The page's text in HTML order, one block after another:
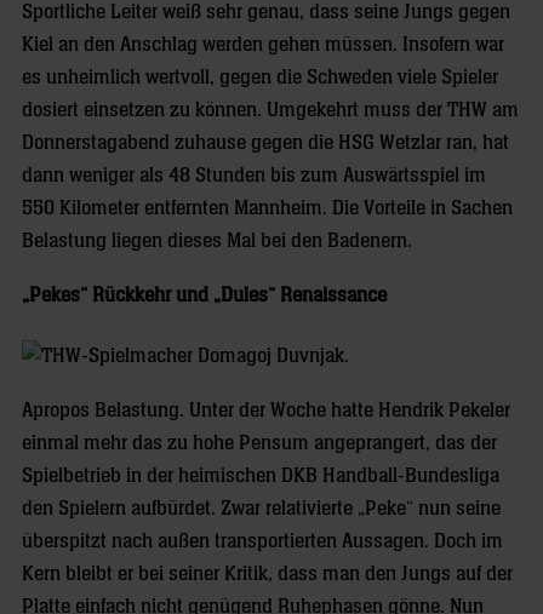
Sportliche Leiter weiß sehr genau, dass seine Jungs gegen
Kiel an den Anschlag werden gehen müssen. Insofern war
es unheimlich wertvoll, gegen die Schweden viele Spieler
dosiert einsetzen zu können. Umgekehrt muss der THW am
Donnerstagabend zuhause gegen die HSG Wetzlar ran, hat
dann weniger als 48 Stunden bis zum Auswärtsspiel im
550 Kilometer entfernten Mannheim. Die Vorteile in Sachen
Belastung liegen dieses Mal bei den Badenern.
„Pekes“ Rückkehr und „Dules“ Renaissance
Apropos Belastung. Unter der Woche hatte Hendrik Pekeler
einmal mehr das zu hohe Pensum angeprangert, das der
Spielbetrieb in der heimischen DKB Handball-Bundesliga
den Spielern aufbürdet. Zwar relativierte „Peke“ nun seine
überspitzt nach außen transportierten Aussagen. Doch im
Kern bleibt er bei seiner Kritik, dass man den Jungs auf der
Platte einfach nicht genügend Ruhephasen gönne. Nun